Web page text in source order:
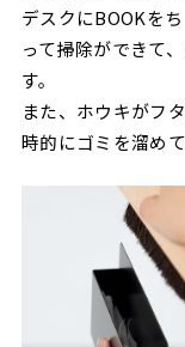
デスクにBOOKを
って掃除ができて、
す。
また、ホウキがフ
時的にゴミを溜め